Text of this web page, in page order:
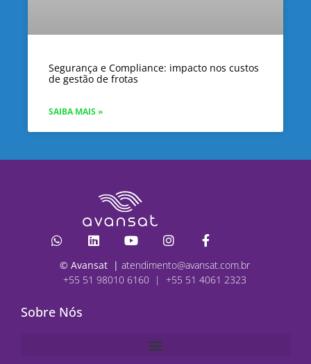
Segurança e Compliance: impacto nos custos
de gestão de frotas
SAIBA MAIS »
© Avansat |atendimento@avansat.com.br
+55 51 98010 6160 | +55 51 4061 2323
Sobre Nós